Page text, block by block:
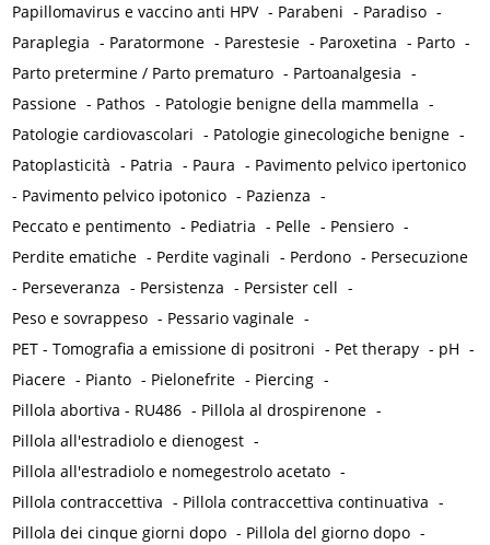
Papillomavirus e vaccino anti HPV - Parabeni - Paradiso -
Paraplegia - Paratormone - Parestesie - Paroxetina - Parto -
Parto pretermine / Parto prematuro - Partoanalgesia -
Passione - Pathos - Patologie benigne della mammella -
Patologie cardiovascolari - Patologie ginecologiche benigne -
Patoplasticità - Patria - Paura - Pavimento pelvico ipertonico
- Pavimento pelvico ipotonico - Pazienza -
Peccato e pentimento - Pediatria - Pelle - Pensiero -
Perdite ematiche - Perdite vaginali - Perdono - Persecuzione
- Perseveranza - Persistenza - Persister cell -
Peso e sovrappeso - Pessario vaginale -
PET - Tomografia a emissione di positroni - Pet therapy - pH -
Piacere - Pianto - Pielonefrite - Piercing -
Pillola abortiva - RU486 - Pillola al drospirenone -
Pillola all'estradiolo e dienogest -
Pillola all'estradiolo e nomegestrolo acetato -
Pillola contraccettiva - Pillola contraccettiva continuativa -
Pillola dei cinque giorni dopo - Pillola del giorno dopo -